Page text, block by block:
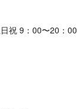
祝 9：00〜20：00